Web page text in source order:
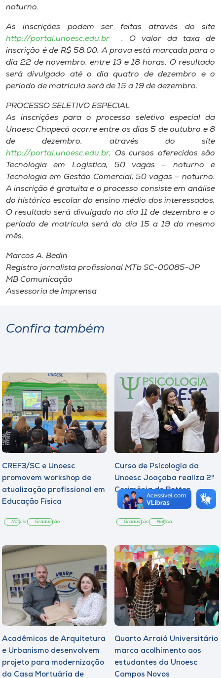
Unoesc
Store
Selecione
o idioma
noturno.
As inscrições podem ser feitas através do site
http://portal.unoesc.edu.br . O valor da taxa de
inscrição é de R$ 58,00. A prova está marcada para o
dia 22 de novembro, entre 13 e 18 horas. O resultado
será divulgado até o dia quatro de dezembro e o
período de matrícula será de 15 a 19 de dezembro.
PROCESSO SELETIVO ESPECIAL
As inscrições para o processo seletivo especial da
Unoesc Chapecó ocorre entre os dias 5 de outubro e 8
de dezembro, através do site
http://portal.unoesc.edu.br. Os cursos oferecidos são
Tecnologia em Logística, 50 vagas – noturno e
Tecnologia em Gestão Comercial, 50 vagas – noturno.
A inscrição é gratuita e o processo consiste em análise
do histórico escolar do ensino médio dos interessados.
O resultado será divulgado no dia 11 de dezembro e o
período de matrícula será do dia 15 a 19 do mesmo
mês.
Marcos A. Bedin
Registro jornalista profissional MTb SC-00085-JP
MB Comunicação
Assessoria de Imprensa
Confira também
CREF3/SC e Unoesc
promovem workshop de
atualização profissional em
Educação Física
Notícia Graduação
Curso de Psicologia da
Unoesc Joaçaba realiza 2ª
Cerimônia do Botton
Graduação Notícia
Acadêmicos de Arquitetura
e Urbanismo desenvolvem
projeto para modernização
da Casa Mortuária de
Quarto Arraiá Universitário
marca acolhimento aos
estudantes da Unoesc
Campos Novos